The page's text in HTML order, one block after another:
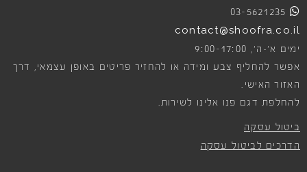
03-5621235
contact@shoofra.co.il
ימים א׳-ה׳, 9:00-17:00
אפשר להחליף צבע ומידה או להחזיר פריטים באופן עצמאי, דרך
האזור האישי.
להחלפת דגם פנו אלינו לשירות.
ביטול עסקה
הדרכים לביטול עסקה